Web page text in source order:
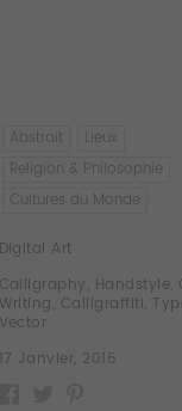
Abstrait
Lieux
Religion & Philosophie
Cultures du Monde
Digital Art
Calligraphy Handstyle
Writing Calligraffiti
Vector
17 Janvier, 2015